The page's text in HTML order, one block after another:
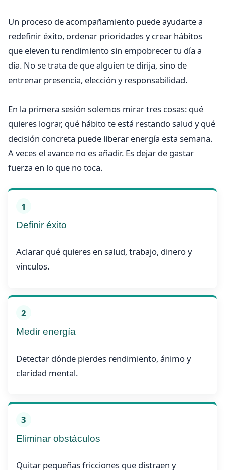
Un proceso de acompañamiento puede ayudarte a
redefinir éxito, ordenar prioridades y crear hábitos
que eleven tu rendimiento sin empobrecer tu día a
día. No se trata de que alguien te dirija, sino de
entrenar presencia, elección y responsabilidad.
En la primera sesión solemos mirar tres cosas: qué
quieres lograr, qué hábito te está restando salud y qué
decisión concreta puede liberar energía esta semana.
A veces el avance no es añadir. Es dejar de gastar
fuerza en lo que no toca.
1
Definir éxito
Aclarar qué quieres en salud, trabajo, dinero y
vínculos.
2
Medir energía
Detectar dónde pierdes rendimiento, ánimo y
claridad mental.
3
Eliminar obstáculos
Quitar pequeñas fricciones que distraen y